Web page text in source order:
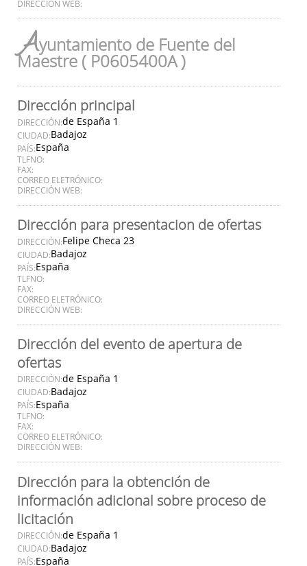
DIRECCIÓN WEB:
Ayuntamiento de Fuente del
Maestre ( P0605400A )
Dirección principal
DIRECCIÓN:de España 1
CIUDAD:Badajoz
PAÍS:España
TLFNO:
FAX:
CORREO ELETRÓNICO:
DIRECCIÓN WEB:
Dirección para presentacion de ofertas
DIRECCIÓN:Felipe Checa 23
CIUDAD:Badajoz
PAÍS:España
TLFNO:
FAX:
CORREO ELETRÓNICO:
DIRECCIÓN WEB:
Dirección del evento de apertura de
ofertas
DIRECCIÓN:de España 1
CIUDAD:Badajoz
PAÍS:España
TLFNO:
FAX:
CORREO ELETRÓNICO:
DIRECCIÓN WEB:
Dirección para la obtención de
información adicional sobre proceso de
licitación
DIRECCIÓN:de España 1
CIUDAD:Badajoz
PAÍS:España